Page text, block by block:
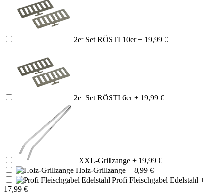
2er Set RÖSTI 10er+ 19,99 €
2er Set RÖSTI 6er+ 19,99 €
XXL-Grillzange+ 19,99 €
Holz-Grillzange + 8,99 €
Profi Fleischgabel Edelstahl +
17,99 €